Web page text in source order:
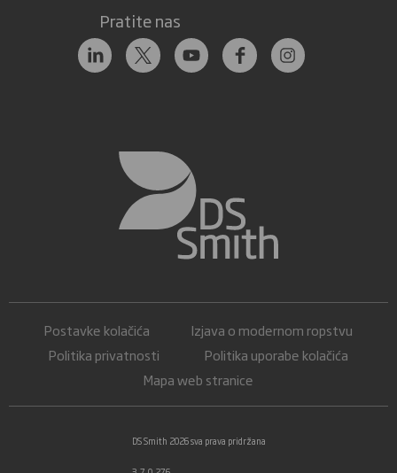
Pratite nas
Postavke kolačića
Izjava o modernom ropstvu
Politika privatnosti
Politika uporabe kolačića
Mapa web stranice
DS Smith 2026 sva prava pridržana